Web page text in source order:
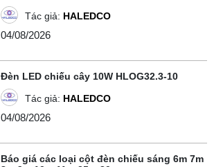
Tác giả: HALEDCO
04/08/2026
Đèn LED chiếu cây 10W HLOG32.3-10
Tác giả: HALEDCO
04/08/2026
Báo giá các loại cột đèn chiếu sáng 6m 7m